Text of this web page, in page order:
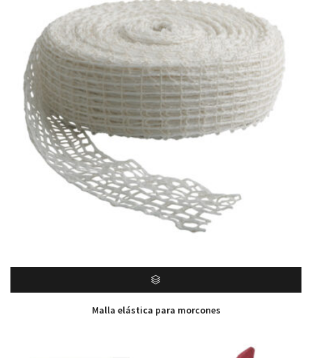
Malla elástica para morcones